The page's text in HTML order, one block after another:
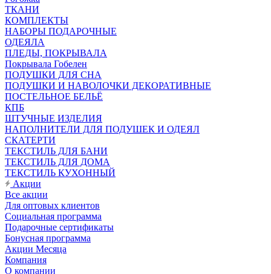
ТКАНИ
КОМПЛЕКТЫ
НАБОРЫ ПОДАРОЧНЫЕ
ОДЕЯЛА
ПЛЕДЫ, ПОКРЫВАЛА
Покрывала Гобелен
ПОДУШКИ ДЛЯ СНА
ПОДУШКИ И НАВОЛОЧКИ ДЕКОРАТИВНЫЕ
ПОСТЕЛЬНОЕ БЕЛЬЁ
КПБ
ШТУЧНЫЕ ИЗДЕЛИЯ
НАПОЛНИТЕЛИ ДЛЯ ПОДУШЕК И ОДЕЯЛ
СКАТЕРТИ
ТЕКСТИЛЬ ДЛЯ БАНИ
ТЕКСТИЛЬ ДЛЯ ДОМА
ТЕКСТИЛЬ КУХОННЫЙ
Акции
Все акции
Для оптовых клиентов
Социальная программа
Подарочные сертификаты
Бонусная программа
Акции Месяца
Компания
О компании